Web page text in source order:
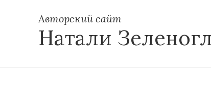
Авторский сайт
Натали